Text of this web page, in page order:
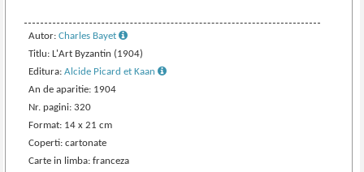
Autor:Charles Bayet
Titlu: L'Art Byzantin (1904)
Editura:Alcide Picard et Kaan
An de aparitie: 1904
Nr. pagini: 320
Format: 14 x 21 cm
Coperti: cartonate
Carte in limba: franceza